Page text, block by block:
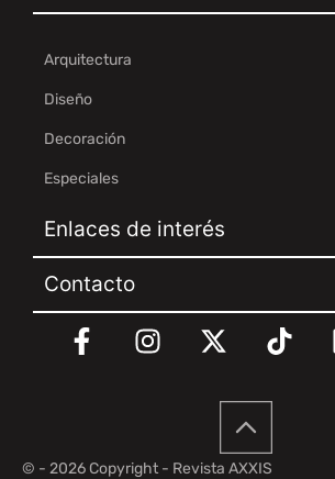
Arquitectura
Diseño
Decoración
Especiales
Enlaces de interés
Contacto
© - 2026 Copyright - Revista AXXIS